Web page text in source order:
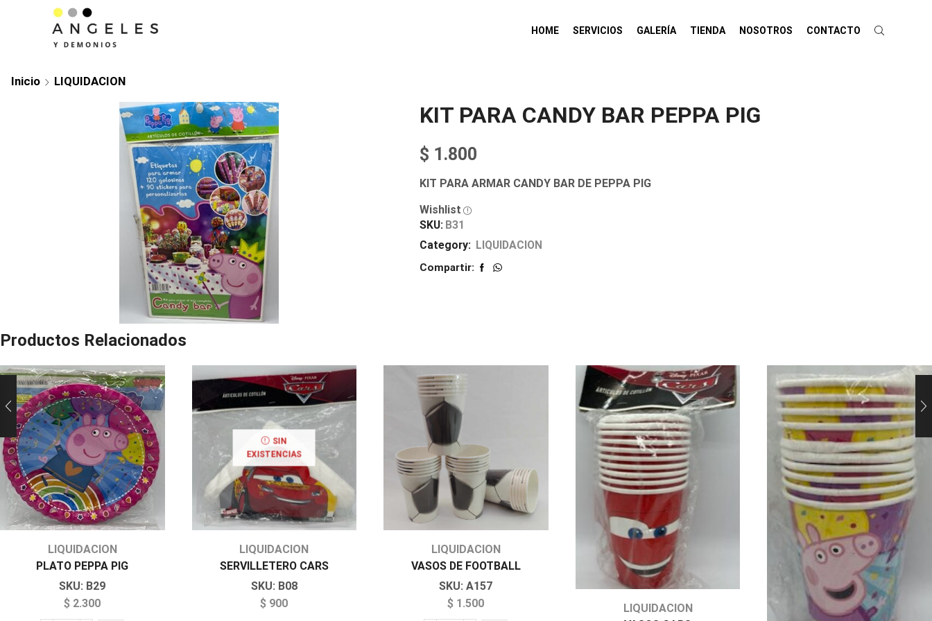
HOME SERVICIOS GALERÍA TIENDA NOSOTROS CONTACTO
Inicio LIQUIDACION
KIT PARA CANDY BAR PEPPA PIG
$ 1.800
KIT PARA ARMAR CANDY BAR DE PEPPA PIG
Wishlist
SKU: B31
Category: LIQUIDACION
Compartir:
Productos Relacionados
LIQUIDACION
PLATO PEPPA PIG
SKU: B29
$ 2.300
SIN
EXISTENCIAS
LIQUIDACION
SERVILLETERO CARS
SKU: B08
$ 900
LIQUIDACION
VASOS DE FOOTBALL
SKU:A157
$ 1.500
LIQUIDACION